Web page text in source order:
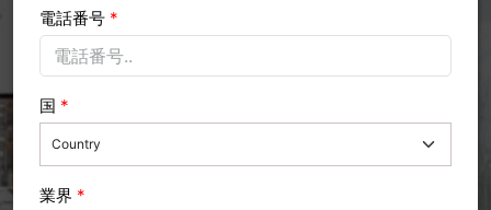
電話番号 *
国 *
業界 *